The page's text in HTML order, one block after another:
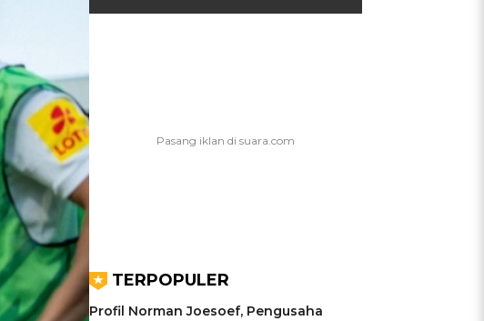
TERPOPULER
Profil Norman Joesoef, Pengusaha